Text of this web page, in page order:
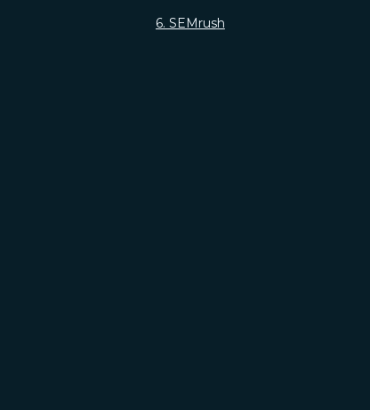
6. SEMrush